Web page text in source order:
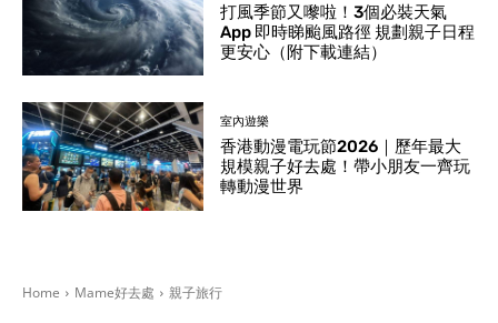
打風季節又嚟啦！3個必裝天氣
App 即時睇颱風路徑 規劃親子日程
更安心（附下載連結）
室內遊樂
香港動漫電玩節2026｜歷年最大
規模親子好去處！帶小朋友一齊玩
轉動漫世界